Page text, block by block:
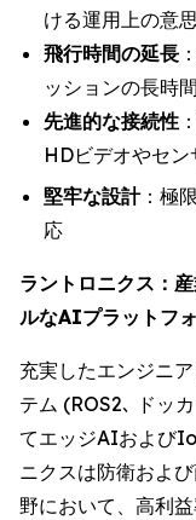
ける運用上の意
飛行時間の延長
ッションの長時
先進的な接続性
HDビデオやセ
堅牢な設計：極
応
ラントロニクス：
ルなAIプラットフ
充実したエンジニ
テム (ROS2､ ドッ
てエッジAIおよび
ニクスは防衛およ
野において、高利